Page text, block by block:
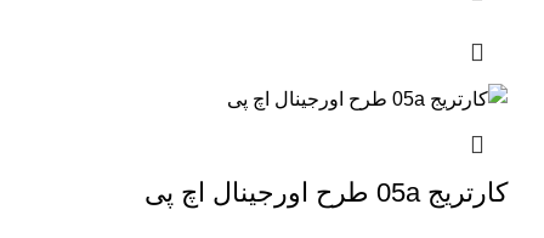
کارتریج 05a طرح اورجینال اچ پی